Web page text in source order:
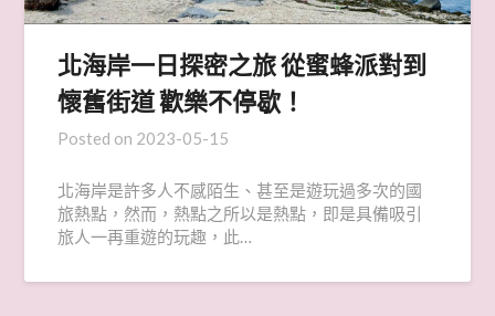
北海岸一日探密之旅 從蜜蜂派對到
懷舊街道 歡樂不停歇！
Posted on 2023-05-15
北海岸是許多人不感陌生、甚至是遊玩過多次的國
旅熱點，然而，熱點之所以是熱點，即是具備吸引
旅人一再重遊的玩趣，此…